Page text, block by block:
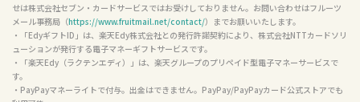
せは株式会社セブン・カードサービスではお受けしておりません。お問い合わせはフルーツ
メール事務局（https://www.fruitmail.net/contact/）までお願いいたします。
・「EdyギフトID」は、楽天Edy株式会社との発行許諾契約により、株式会社NTTカードソリ
ューションが発行する電子マネーギフトサービスです。
・「楽天Edy（ラクテンエディ）」は、楽天グループのプリペイド型電子マネーサービスで
す。
・PayPayマネーライトで付与。出金はできません。PayPay/PayPayカード公式ストアでも